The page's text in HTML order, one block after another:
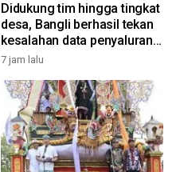
Didukung tim hingga tingkat
desa, Bangli berhasil tekan
kesalahan data penyaluran
bansos
7 jam lalu